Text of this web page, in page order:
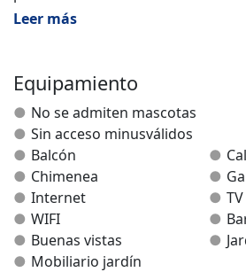
jardín con barbacoa donde podrás
Segunda planta, dos habitaciones
último un aseo y una habitación
podrás descansar y observar las
Garaje para un coche.
Situada en pleno corazón del
para descansar y conectar con la
tranquilo, te sentirás como en
Leer más
Equipamiento
No se admiten mascotas
Sin acceso minusválidos
Balcón
Chimenea
Internet
WIFI
Buenas vistas
Mobiliario jardín